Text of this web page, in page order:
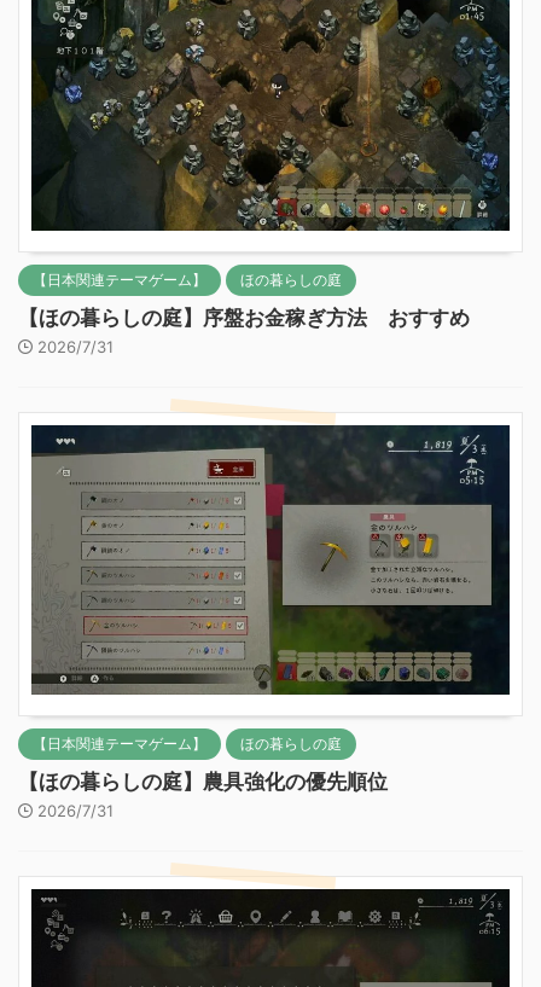
【日本関連テーマゲーム】 ほの暮らしの庭
【ほの暮らしの庭】序盤お金稼ぎ方法 おすすめ
2026/7/31
【日本関連テーマゲーム】 ほの暮らしの庭
【ほの暮らしの庭】農具強化の優先順位
2026/7/31